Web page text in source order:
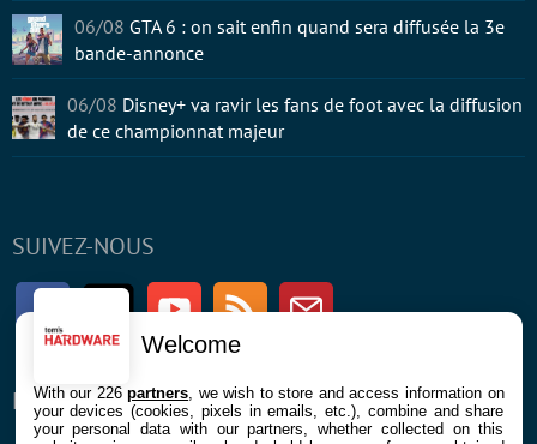
SUIVEZ-NOUS
FacebookTwitter Youtube RSS Newsletter
ENTREPRISE À PROPOS
06/08 GTA 6 : on sait enfin quand sera diffusée la 3e
bande-annonce
06/08 Disney+ va ravir les fans de foot avec la diffusion
de ce championnat majeur
Welcome
With our 226partners , we wish to store and access information on
your devices (cookies, pixels in emails, etc.), combine and share
your personal data with our partners, whether collected on this